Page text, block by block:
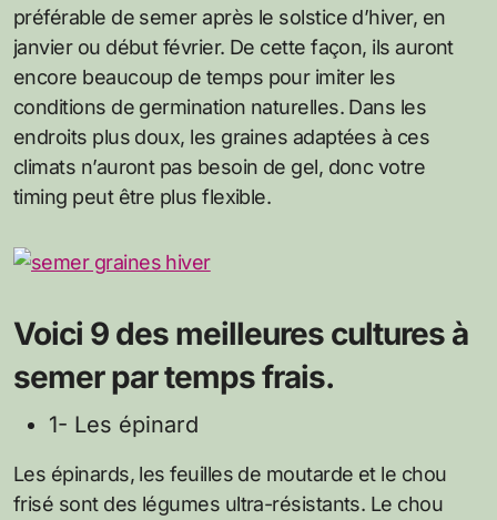
préférable de semer après le solstice d’hiver, en
janvier ou début février. De cette façon, ils auront
encore beaucoup de temps pour imiter les
conditions de germination naturelles. Dans les
endroits plus doux, les graines adaptées à ces
climats n’auront pas besoin de gel, donc votre
timing peut être plus flexible.
Voici 9 des meilleures cultures à
semer par temps frais.
1- Les épinard
Les épinards, les feuilles de moutarde et le chou
frisé sont des légumes ultra-résistants. Le chou